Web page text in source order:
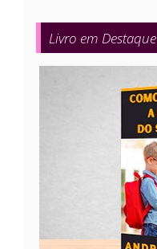
Livro em Destaque